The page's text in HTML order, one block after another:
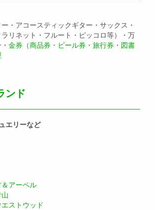
・アコースティックギター・サックス・
ラリネット・フルート・ピッコロ等）・万
金券（商品券・ビール券・旅行券・図書
ンド
エリーなど
アーペル
ストウッド